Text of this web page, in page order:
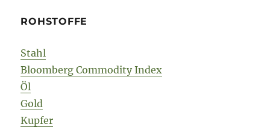
ROHSTOFFE
Stahl
Bloomberg Commodity Index
Öl
Gold
Kupfer